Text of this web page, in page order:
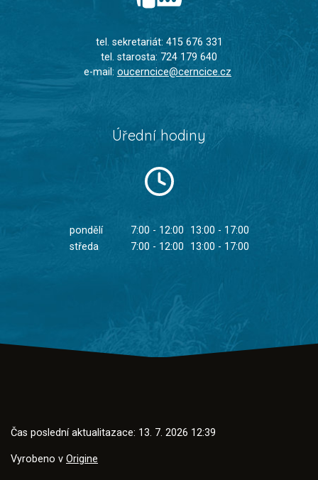
tel. sekretariát: 415 676 331
tel. starosta: 724 179 640
e-mail: oucerncice@cerncice.cz
Úřední hodiny
pondělí 7:00 - 12:00
13:00 - 17:00
středa
7:00 - 12:00 13:00 - 17:00
Čas poslední aktualitazace: 13. 7. 2026 12:39
Vyrobeno v Origine